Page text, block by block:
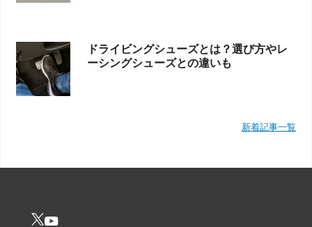
ドライビングシューズとは？選び方やレ
ーシングシューズとの違いも
新着記事一覧